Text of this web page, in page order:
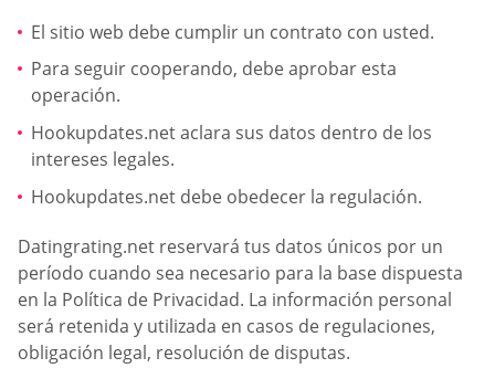
El sitio web debe cumplir un contrato con usted.
Para seguir cooperando, debe aprobar esta
operación.
Hookupdates.net aclara sus datos dentro de los
intereses legales.
Hookupdates.net debe obedecer la regulación.
Datingrating.net reservará tus datos únicos por un
período cuando sea necesario para la base dispuesta
en la Política de Privacidad. La información personal
será retenida y utilizada en casos de regulaciones,
obligación legal, resolución de disputas.